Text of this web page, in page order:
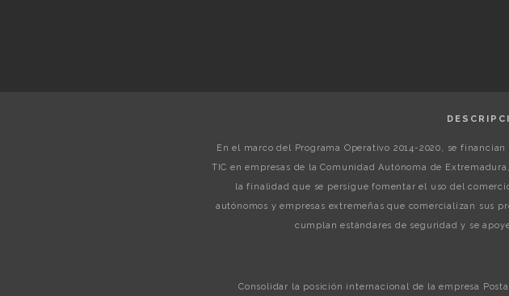
En el marco del Programa Operativo 2014-2020, se
TIC en empresas de la Comunidad Autónoma de
la finalidad que se persigue fomentar el uso del
autónomos y empresas extremeñas que comercializan sus
cumplan estándares de seguridad y se
Consolidar la posición internacional de la empresa